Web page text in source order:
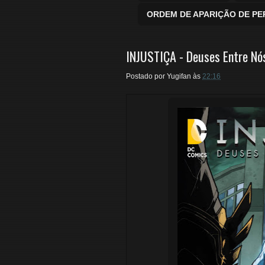
ORDEM DE APARIÇÃO DE
INJUSTIÇA - Deuses Entre
Postado por Yugifan às 22:16